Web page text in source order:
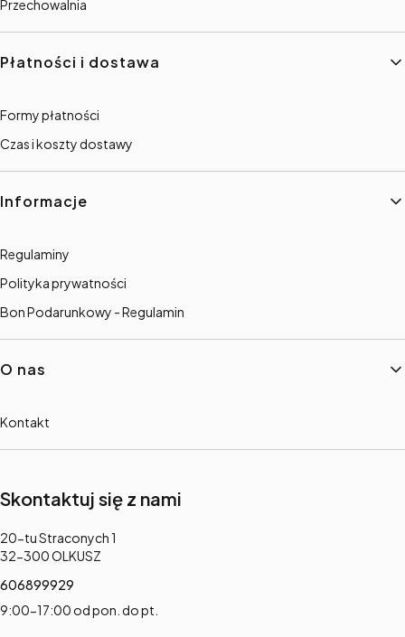
Przechowalnia
Płatności i dostawa
Formy płatności
Czas i koszty dostawy
Informacje
Regulaminy
Polityka prywatności
Bon Podarunkowy - Regulamin
O nas
Kontakt
Skontaktuj się z nami
Adres:
20-tu Straconych 1
32-300 OLKUSZ
606899929
9:00-17:00 od pon. do pt.